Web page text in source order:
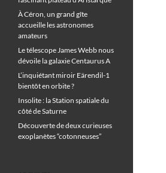
À Céron, un grand gîte
accueille les astronomes
amateurs
Le télescope James Webb nous
dévoile la galaxie Centaurus A
L’inquiétant miroir Eärendil-1
bientôt en orbite ?
Insolite : la Station spatiale du
côté de Saturne
Découverte de deux curieuses
exoplanètes “cotonneuses”